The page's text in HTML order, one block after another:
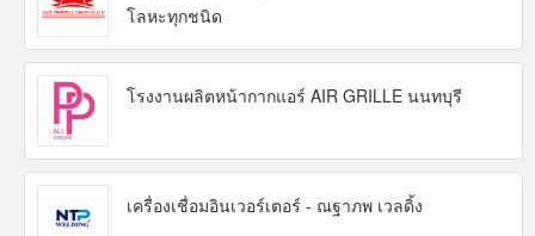
โลหะทุกชนิด
โรงงานผลิตหน้ากากแอร์ AIR GRILLE นนทบุรี
เครื่องเชื่อมอินเวอร์เตอร์ - ณฐาภพ เวลดิ้ง